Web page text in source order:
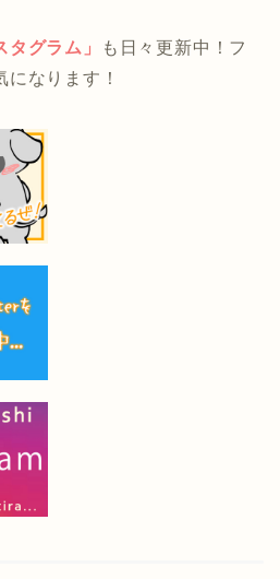
タグラム」
も日々更新中！フ
になります！